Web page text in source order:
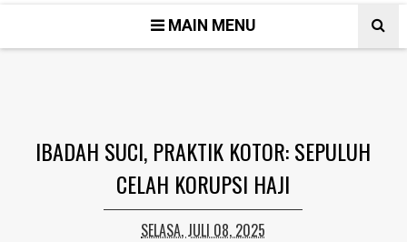
MAIN MENU
IBADAH SUCI, PRAKTIK KOTOR: SEPULUH
CELAH KORUPSI HAJI
SELASA, JULI 08, 2025